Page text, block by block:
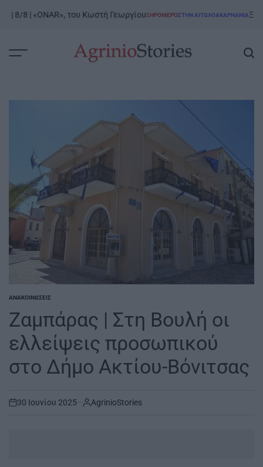
8 | «ONAR», του Κωστή ΓεωργίουPOSTED
ΞΗΡΟΜΕΡΟΣΤΗΝ ΑΙΤΩΛΟΑΚΑΡΝΑΝΊΑ
POSTED
ΑΝΑΚΟΙΝΏΣΕΙΣ
Ζαμπάρας | Στη Βουλή οι
ελλείψεις προσωπικού
στο Δήμο Ακτίου-Βόνιτσας
on
30 Ιουνίου 2025 AgrinioStories